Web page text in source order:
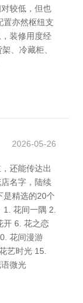
较低，但也
置亦然枢纽支
装修用度经
、冷藏柜、
2026-05-26
还能传达出
名字，陆续
是精选的20个
花间一隅 2.
开 6. 花之恋
花间漫游
艺时光 15.
微光